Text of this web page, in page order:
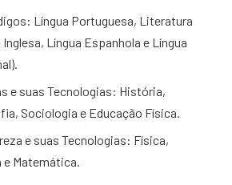
Língua Portuguesa, Literatura
Língua Espanhola e Língua
e suas Tecnologias: História,
Sociologia e Educação Física.
e suas Tecnologias: Física,
e Matemática.